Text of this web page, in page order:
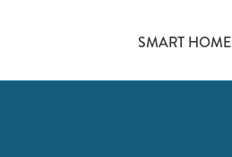
SMART HOME